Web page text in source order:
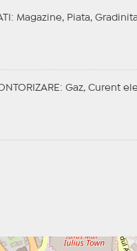
: Magazine, Piata,
: Gaz, Curent